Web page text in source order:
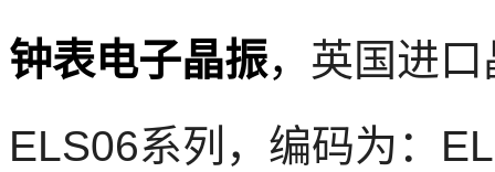
钟表电子晶振， 英国进
ELS06系列，编码为：